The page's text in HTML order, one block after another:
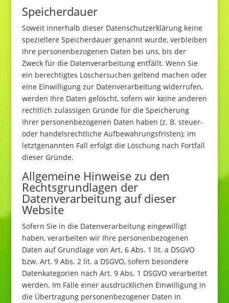
Speicherdauer
Soweit innerhalb dieser Datenschutzerklärung keine
speziellere Speicherdauer genannt wurde, verbleiben
Ihre personenbezogenen Daten bei uns, bis der
Zweck für die Datenverarbeitung entfällt. Wenn Sie
ein berechtigtes Löschersuchen geltend machen oder
eine Einwilligung zur Datenverarbeitung widerrufen,
werden Ihre Daten gelöscht, sofern wir keine anderen
rechtlich zulässigen Gründe für die Speicherung
Ihrer personenbezogenen Daten haben (z. B. steuer-
oder handelsrechtliche Aufbewahrungsfristen); im
letztgenannten Fall erfolgt die Löschung nach Fortfall
dieser Gründe.
Allgemeine Hinweise zu den
Rechtsgrundlagen der
Datenverarbeitung auf dieser
Website
Sofern Sie in die Datenverarbeitung eingewilligt
haben, verarbeiten wir Ihre personenbezogenen
Daten auf Grundlage von Art. 6 Abs. 1 lit. a DSGVO
bzw. Art. 9 Abs. 2 lit. a DSGVO, sofern besondere
Datenkategorien nach Art. 9 Abs. 1 DSGVO verarbeitet
werden. Im Falle einer ausdrücklichen Einwilligung in
die Übertragung personenbezogener Daten in